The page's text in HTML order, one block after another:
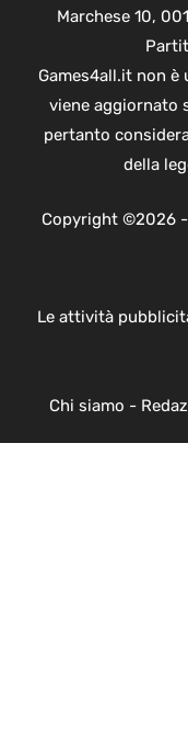
Marchese 10,
Games4all.it non
viene aggiornato
pertanto
della
Copyright ©2026
Le attività
Chi siamo -